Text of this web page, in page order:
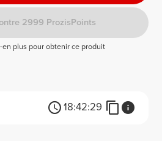
2999 ProzisPoints
en plus pour obtenir ce produit
18:42:29